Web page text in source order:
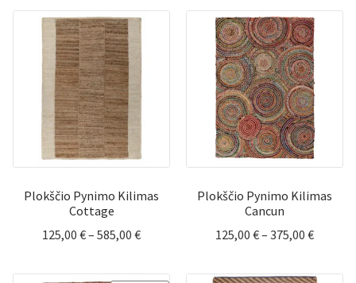
Plokščio Pynimo Kilimas
Cottage
125,00 €– 585,00 €Price
125,00 €
Plokščio Pynimo Kilimas
Cancun
125,00 €– 375,00 €Price
125,00 €